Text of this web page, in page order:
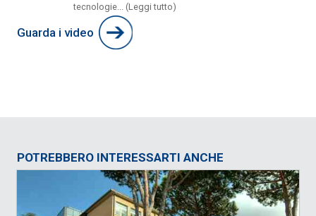
tecnologie... (Leggi tutto)
Guarda i video
POTREBBERO INTERESSARTI ANCHE